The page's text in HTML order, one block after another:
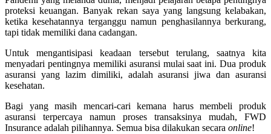
proteksi keuangan. Banyak rekan saya yang langsung kelabakan,
ketika kesehatannya terganggu namun penghasilannya berkurang,
tapi tidak memiliki dana cadangan.
Untuk mengantisipasi keadaan tersebut terulang, saatnya kita
menyadari pentingnya memiliki asuransi mulai saat ini. Dua produk
asuransi yang lazim dimiliki, adalah asuransi jiwa dan asuransi
kesehatan.
Bagi yang masih mencari-cari kemana harus membeli produk
asuransi terpercaya namun proses transaksinya mudah, FWD
Insurance adalah pilihannya. Semua bisa dilakukan secara online!